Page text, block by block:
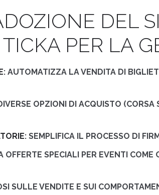
DEL
PER LA
: AUTOMATIZZA LA VENDITA DI
OPZIONI DI ACQUISTO
: SEMPLIFICA IL PROCESSO DI
OFFERTE SPECIALI PER EVENTI
SULLE VENDITE E SUI